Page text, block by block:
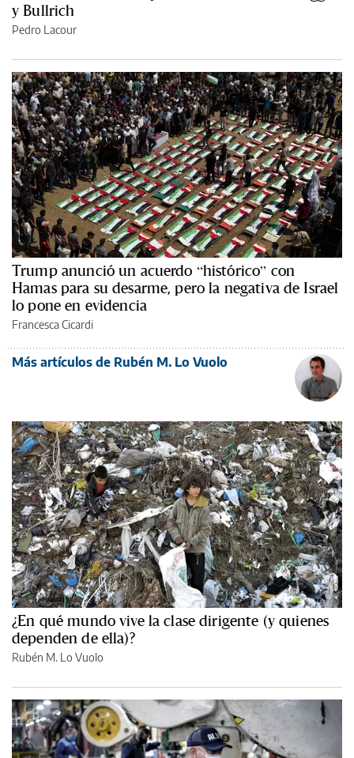
y Bullrich
Pedro Lacour
Trump anunció un acuerdo “histórico” con
Hamas para su desarme, pero la negativa de Israel
lo pone en evidencia
Francesca Cicardi
Más artículos de Rubén M. Lo Vuolo
¿En qué mundo vive la clase dirigente (y quienes
dependen de ella)?
Rubén M. Lo Vuolo